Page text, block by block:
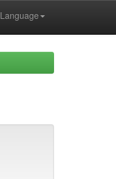
Language